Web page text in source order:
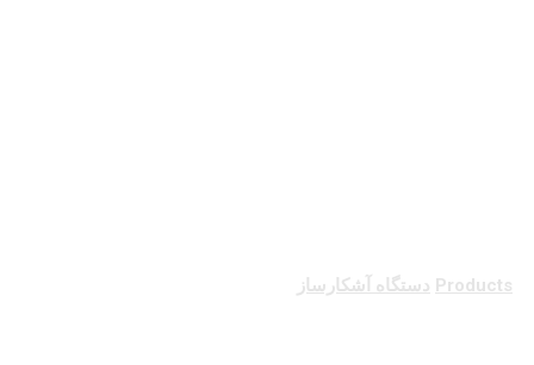
Products دستگاه آشکارساز